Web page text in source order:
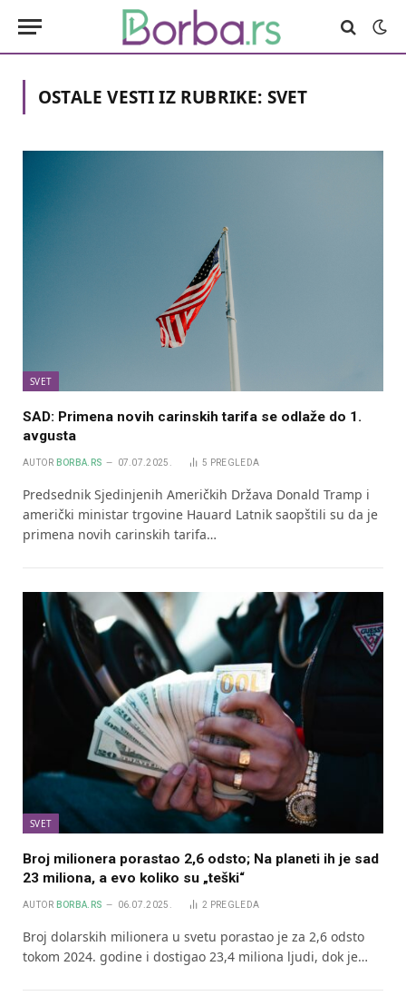
OSTALE VESTI IZ RUBRIKE: SVET
SVET
SAD: Primena novih carinskih tarifa se odlaže do 1.
avgusta
AUTOR BORBA.RS 07.07.2025. 5 PREGLEDA
Predsednik Sjedinjenih Američkih Država Donald Tramp i
američki ministar trgovine Hauard Latnik saopštili su da je
primena novih carinskih tarifa…
SVET
Broj milionera porastao 2,6 odsto; Na planeti ih je sad
23 miliona, a evo koliko su „teški“
AUTOR BORBA.RS 06.07.2025. 2 PREGLEDA
Broj dolarskih milionera u svetu porastao je za 2,6 odsto
tokom 2024. godine i dostigao 23,4 miliona ljudi, dok je…